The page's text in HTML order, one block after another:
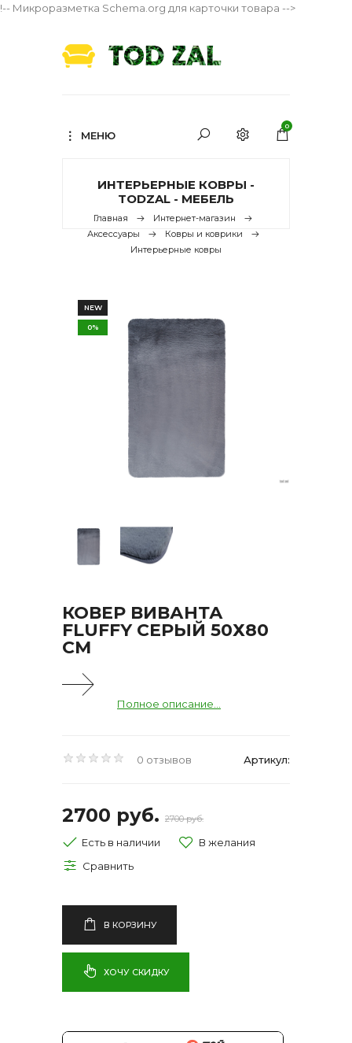
!-- Микроразметка Schema.org для карточки товара -->
МЕНЮ
0
ИНТЕРЬЕРНЫЕ КОВРЫ -
TODZAL - МЕБЕЛЬ
Главная
Интернет-магазин
Аксессуары
Ковры и коврики
Интерьерные ковры
NEW
0%
КОВЕР ВИВАНТА
FLUFFY СЕРЫЙ 50Х80
СМ
Полное описание...
0 отзывов Артикул:
2700 руб. 2700 руб.
Есть в наличии
В КОРЗИНУ
ХОЧУ СКИДКУ